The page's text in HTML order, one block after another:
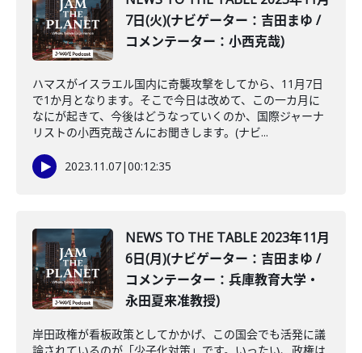
7日(火)(ナビゲーター：吉田まゆ /
コメンテーター：小西克哉)
ハマスがイスラエル国内に奇襲攻撃をしてから、11月7日
で1か月となります。そこで今日は改めて、この一カ月に
なにが起きて、今後はどうなっていくのか、国際ジャーナ
リストの小西克哉さんにお聞きします。(ナビ...
2023.11.07|00:12:35
NEWS TO THE TABLE 2023年11月
6日(月)(ナビゲーター：吉田まゆ /
コメンテーター：兵庫教育大学・
永田夏来准教授)
岸田政権が看板政策としてかかげ、この国会でも活発に議